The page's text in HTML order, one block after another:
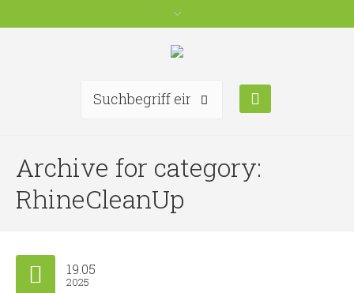
Archive for category:
RhineCleanUp
19.05
2025